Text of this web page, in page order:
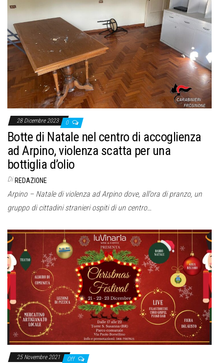
28 Dicembre 2023 0
Botte di Natale nel centro di accoglienza
ad Arpino, violenza scatta per una
bottiglia d’olio
Di REDAZIONE
Arpino – Natale di violenza ad Arpino dove, all’ora di pranzo, un
gruppo di cittadini stranieri ospiti di un centro…
25 Novembre 2021 Off